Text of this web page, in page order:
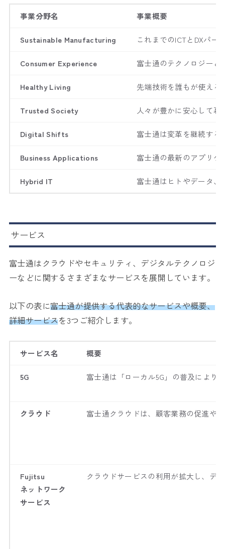
事業分野名 事業概要
Sustainable Manufacturing これまでのICTとDXパ
Consumer Experience 富士通のテクノロジー
Healthy Living 先端技術を誰もが使える
Trusted Society 人々が豊かに安心して
Digital Shifts 富士通は変革を継続す
Business Applications 富士通の最新のアプリ
Hybrid IT 富士通はヒトやデータ
サービス
富士通はクラウドやセキュリティ、デジタルテクノロジ
ーなどに関するさまざまなサービスを展開しています。
以下の表に富士通が提供する代表的なサービスや概要、
詳細サービスを3つご紹介します。
サービス名 概要
5G 富士通は「ローカル5G」の普及により
クラウド 富士通クラウドは、顧客業務の促進や
Fujitsu
ネットワーク
サービス
クラウドサービスの利用が拡大し、デ